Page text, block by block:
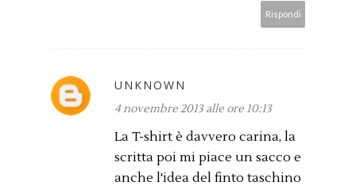
Rispondi
UNKNOWN
4 novembre 2013 alle ore 10:13
La T-shirt è davvero carina, la
scritta poi mi piace un sacco e
anche l'idea del finto taschino